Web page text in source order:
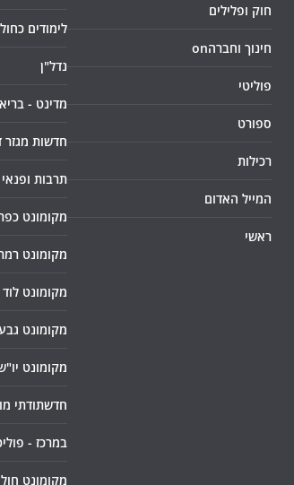
חוק ופלילים
חינוך וחברהon
פוליטי
ספורט
רכילות
המייל האדום
ראשי
לימודים
נדל"ן
מדינט -
חדשות מגזר
תרבות
מקומונט
מקומונט
מקומונט לוד
מקומונט
מקומונט
חדשתודתי
במרכז -
מקומונט